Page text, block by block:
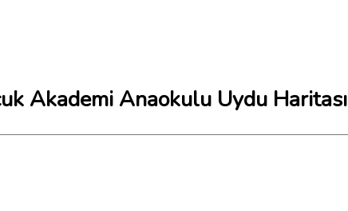
Akademi Anaokulu Uydu Haritası